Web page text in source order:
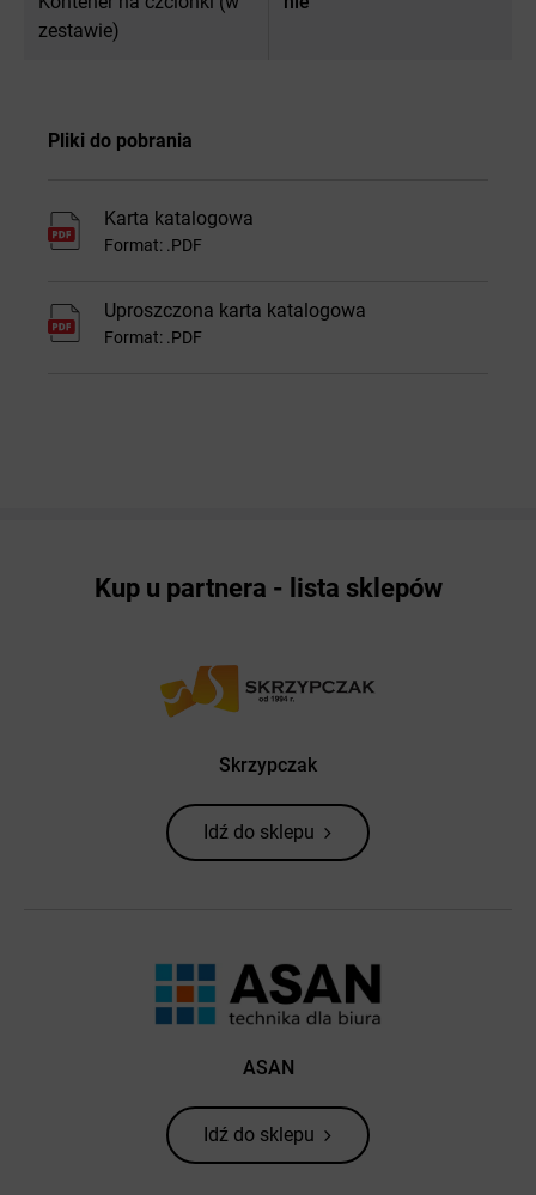
zestawie)
Pliki do pobrania
Karta katalogowa
Format: .PDF
Uproszczona karta katalogowa
Format: .PDF
Kup u partnera - lista sklepów
Skrzypczak
Idź do sklepu
ASAN
Idź do sklepu